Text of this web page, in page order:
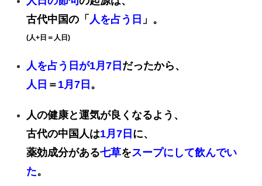
古代中国の「 人を占う日 」。
(人+日＝人日)
人を占う日が1月7日 だったから、
人日 ＝ 1月7日 。
人の健康と運気が良くなるよう、
古代の中国人は1月7日 に、
薬効成分がある七草をスープにして飲んでい
た。